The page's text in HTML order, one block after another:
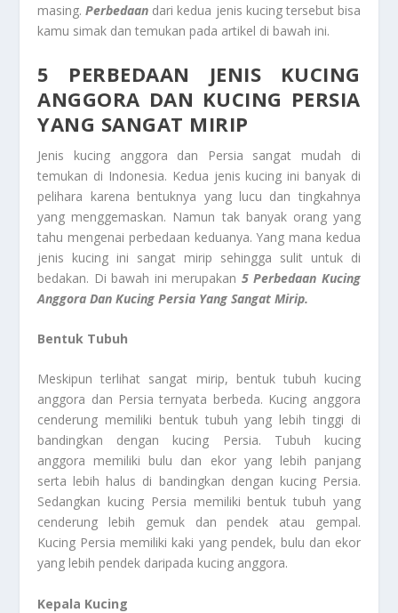
masing.Perbedaan dari kedua jenis kucing tersebut bisa
kamu simak dan temukan pada artikel di bawah ini.
5 PERBEDAAN JENIS KUCING
ANGGORA DAN KUCING PERSIA
YANG SANGAT MIRIP
Jenis kucing anggora dan Persia sangat mudah di
temukan di Indonesia. Kedua jenis kucing ini banyak di
pelihara karena bentuknya yang lucu dan tingkahnya
yang menggemaskan. Namun tak banyak orang yang
tahu mengenai perbedaan keduanya. Yang mana kedua
jenis kucing ini sangat mirip sehingga sulit untuk di
bedakan. Di bawah ini merupakan 5 Perbedaan Kucing
Anggora Dan Kucing Persia Yang Sangat Mirip.
Bentuk Tubuh
Meskipun terlihat sangat mirip, bentuk tubuh kucing
anggora dan Persia ternyata berbeda. Kucing anggora
cenderung memiliki bentuk tubuh yang lebih tinggi di
bandingkan dengan kucing Persia. Tubuh kucing
anggora memiliki bulu dan ekor yang lebih panjang
serta lebih halus di bandingkan dengan kucing Persia.
Sedangkan kucing Persia memiliki bentuk tubuh yang
cenderung lebih gemuk dan pendek atau gempal.
Kucing Persia memiliki kaki yang pendek, bulu dan ekor
yang lebih pendek daripada kucing anggora.
Kepala Kucing